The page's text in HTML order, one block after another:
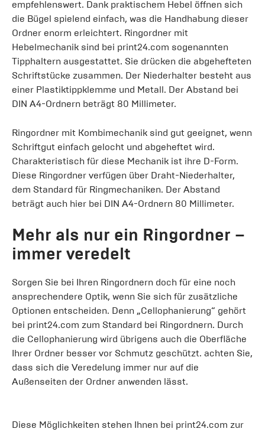
empfehlenswert. Dank praktischem Hebel öffnen sich
die Bügel spielend einfach, was die Handhabung dieser
Ordner enorm erleichtert. Ringordner mit
Hebelmechanik sind bei print24.com sogenannten
Tipphaltern ausgestattet. Sie drücken die abgehefteten
Schriftstücke zusammen. Der Niederhalter besteht aus
einer Plastiktippklemme und Metall. Der Abstand bei
DIN A4-Ordnern beträgt 80 Millimeter.
Ringordner mit Kombimechanik sind gut geeignet, wenn
Schriftgut einfach gelocht und abgeheftet wird.
Charakteristisch für diese Mechanik ist ihre D-Form.
Diese Ringordner verfügen über Draht-Niederhalter,
dem Standard für Ringmechaniken. Der Abstand
beträgt auch hier bei DIN A4-Ordnern 80 Millimeter.
Mehr als nur ein Ringordner –
immer veredelt
Sorgen Sie bei Ihren Ringordnern doch für eine noch
ansprechendere Optik, wenn Sie sich für zusätzliche
Optionen entscheiden. Denn „Cellophanierung“ gehört
bei print24.com zum Standard bei Ringordnern. Durch
die Cellophanierung wird übrigens auch die Oberfläche
Ihrer Ordner besser vor Schmutz geschützt. achten Sie,
dass sich die Veredelung immer nur auf die
Außenseiten der Ordner anwenden lässt.
Diese Möglichkeiten stehen Ihnen bei print24.com zur